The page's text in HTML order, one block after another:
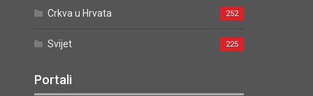
Crkva u Hrvata 252
Svijet 225
Portali